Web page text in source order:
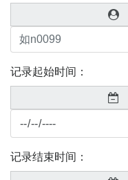
记录起始时间：
记录结束时间：